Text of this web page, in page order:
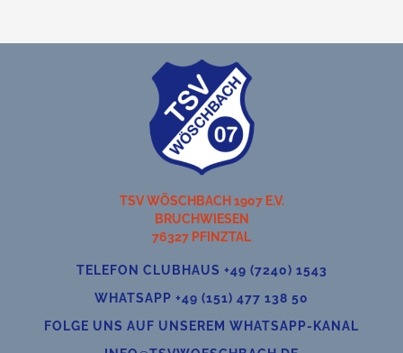
TSV WÖSCHBACH 1907 E.V.
BRUCHWIESEN
76327 PFINZTAL
TELEFON CLUBHAUS +49 (7240) 1543
WHATSAPP +49 (151) 477 138 50
FOLGE UNS AUF UNSEREM WHATSAPP-KANAL